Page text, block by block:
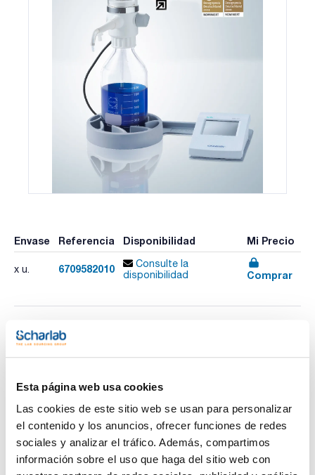
Esta página web usa cookies
Las cookies de este sitio web se usan para personalizar
el contenido y los anuncios, ofrecer funciones de redes
sociales y analizar el tráfico. Además, compartimos
información sobre el uso que haga del sitio web con
Envase Referencia Disponibilidad Mi Precio
x u. 6709582010
Consulte la
disponibilidad
Comprar
Imprimir ficha de
Inexactitud R (%) : 0,2
Pack (u.) : 1
Titulador con sistema de reciclado de reactivos para la
titulación mecanizada, directamente desde el frasco de
Ver más